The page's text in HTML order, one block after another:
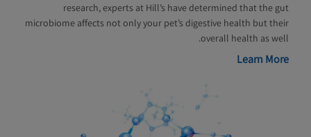
research, experts at Hill’s have determined that the gut
microbiome affects not only your pet’s digestive health but their
overall health as well.
Learn More